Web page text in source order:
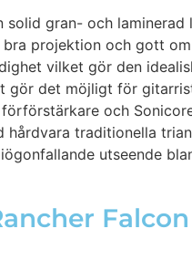
solid gran- och
projektion och gott
vilket gör den
det möjligt för
och
traditionella
utseende